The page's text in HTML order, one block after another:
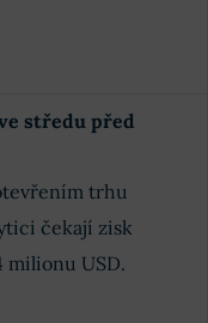
středu před
trhu
čekají zisk
milionu USD.